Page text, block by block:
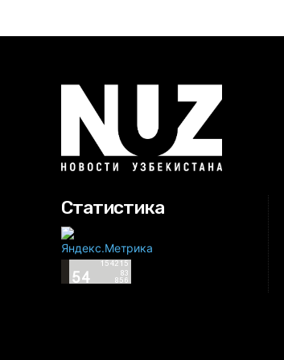
Статистика